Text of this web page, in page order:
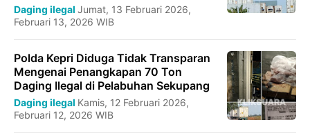
Daging ilegal Jumat, 13 Februari 2026,
Februari 13, 2026 WIB
Polda Kepri Diduga Tidak Transparan
Mengenai Penangkapan 70 Ton
Daging Ilegal di Pelabuhan Sekupang
Daging ilegal Kamis, 12 Februari 2026,
Februari 12, 2026 WIB